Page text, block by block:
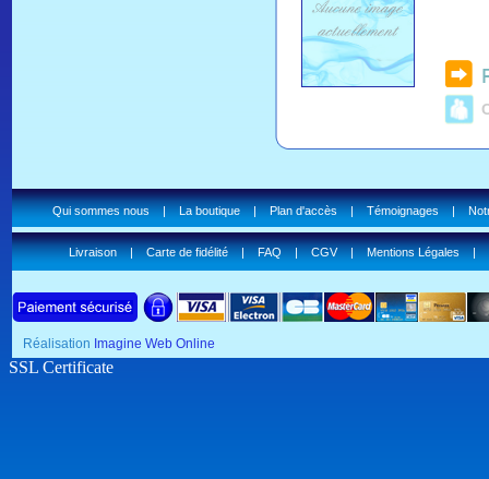
Qui sommes nous|La boutique|Plan d'accès|Témoignages|
Livraison|Carte de fidélité|FAQ|CGV|Mentions Légales|
Réalisation Imagine Web Online
SSL Certificate